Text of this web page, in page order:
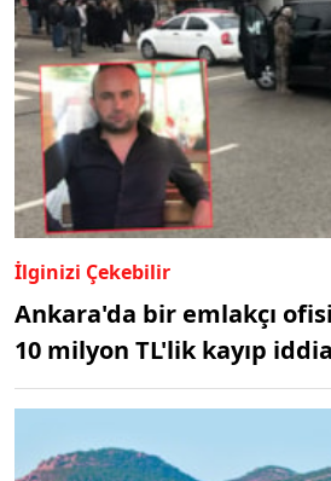
İlginizi Çekebilir
Ankara'da bir emlakçı
10 milyon TL'lik kayıp